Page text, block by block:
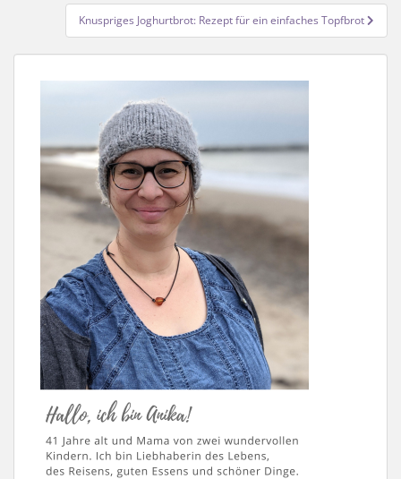
Knuspriges Joghurtbrot: Rezept für ein einfaches Topfbrot